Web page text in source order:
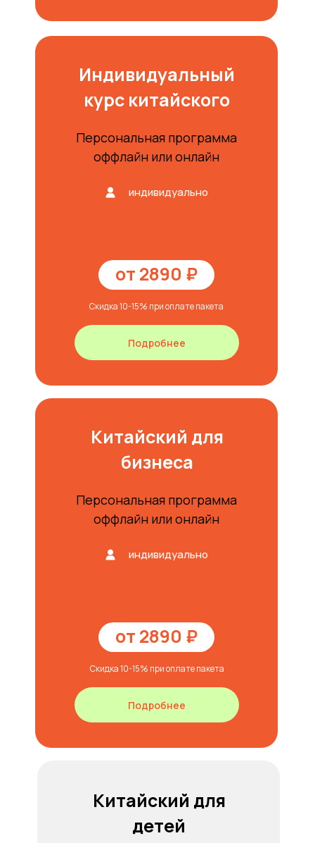
Китайский для
детей
индивидуально
индивидуально
Персональная программа
оффлайн или онлайн
Китайский для
бизнеса
Скидка 10-15% при оплате пакета
Подробнее
Подробнее
Скидка 10-15% при оплате пакета
Индивидуальный
курс китайского
Персональная программа
оффлайн или онлайн
от 2890 ₽
от 2890 ₽